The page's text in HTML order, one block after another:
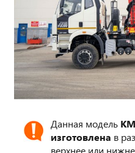
Данная модель
изготовлена в
верхнее или